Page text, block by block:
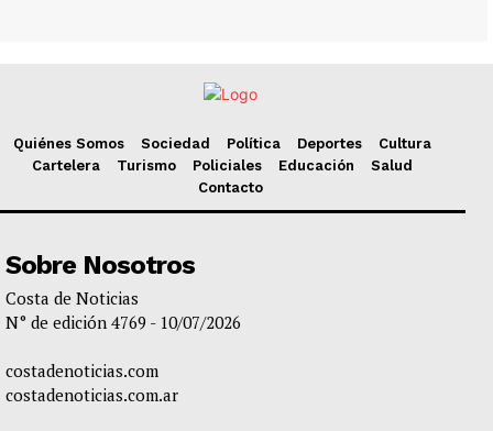
Quiénes Somos Sociedad Política Deportes
Cultura
Cartelera
Turismo Policiales Educación
Salud
Contacto
Sobre Nosotros
Costa de Noticias
N° de edición 4769 - 10/07/2026
costadenoticias.com
costadenoticias.com.ar